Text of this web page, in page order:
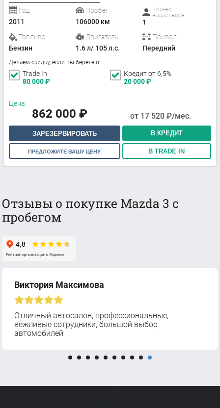
Год
2011
Пробег
106000 км
Кол-во
владельцев
1
Топливо
Бензин
Двигатель
1.6 л/ 105 л.с.
Привод
Передний
Делаем скидку, если вы берете в:
Trade In
80 000₽
Кредит от 6,5%
20 000₽
Цена:
862 000 ₽ от 17 520 ₽/мес.
ЗАРЕЗЕРВИРОВАТЬ В КРЕДИТ
ПРЕДЛОЖИТЕ ВАШУ ЦЕНУ В TRADE IN
Отзывы о покупке Mazda 3 с
пробегом
Виктория Максимова
Отличный автосалон, профессиональные,
вежливые сотрудники, большой выбор
автомобилей